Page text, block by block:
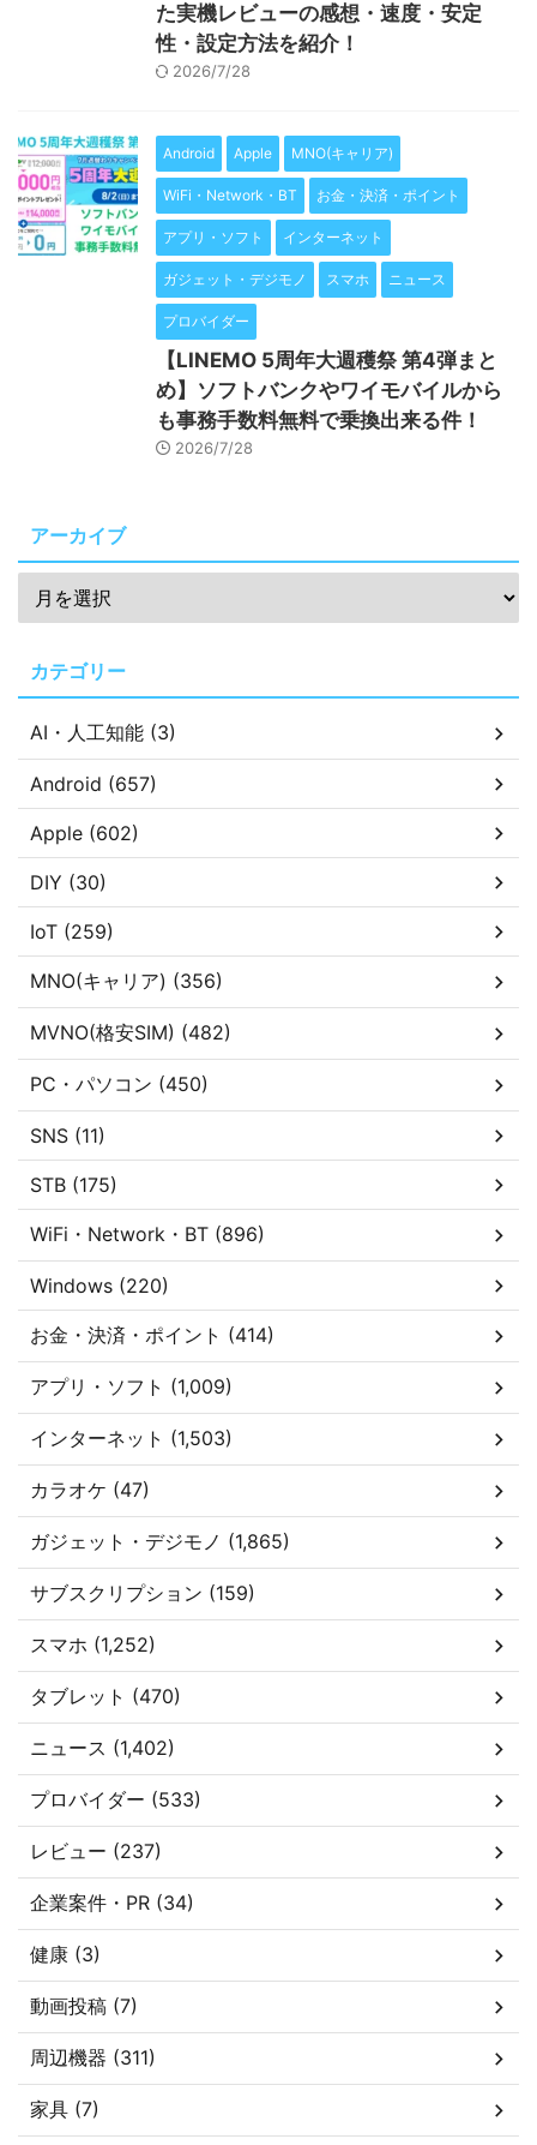
た実機レビューの感想・速度・安定
性・設定方法を紹介！
2026/7/28
Android Apple MNO(キャリア)
WiFi・Network・BT お金・決済・ポイント
アプリ・ソフト インターネット
ガジェット・デジモノ スマホ ニュース
プロバイダー
【LINEMO 5周年大週穫祭 第4弾まと
め】ソフトバンクやワイモバイルから
も事務手数料無料で乗換出来る件！
2026/7/28
アーカイブ
カテゴリー
AI・人工知能 (3)
Android (657)
Apple (602)
DIY (30)
IoT (259)
MNO(キャリア) (356)
MVNO(格安SIM) (482)
PC・パソコン (450)
SNS (11)
STB (175)
WiFi・Network・BT (896)
Windows (220)
お金・決済・ポイント (414)
アプリ・ソフト (1,009)
インターネット (1,503)
カラオケ (47)
ガジェット・デジモノ (1,865)
サブスクリプション (159)
スマホ (1,252)
タブレット (470)
ニュース (1,402)
プロバイダー (533)
レビュー (237)
企業案件・PR (34)
健康 (3)
動画投稿 (7)
周辺機器 (311)
家具 (7)